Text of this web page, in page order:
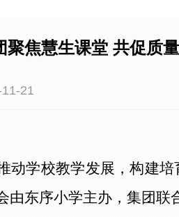
聚焦慧生课堂 共促质
21
动学校教学发展，构建
由东序小学主办，集团联